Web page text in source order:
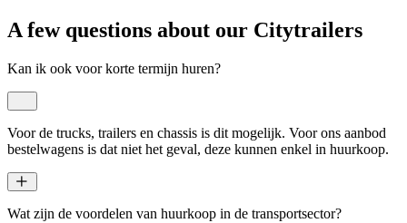
A few questions about our Citytrailers
Kan ik ook voor korte termijn huren?
Voor de trucks, trailers en chassis is dit mogelijk. Voor ons aanbod
bestelwagens is dat niet het geval, deze kunnen enkel in huurkoop.
Wat zijn de voordelen van huurkoop in de transportsector?